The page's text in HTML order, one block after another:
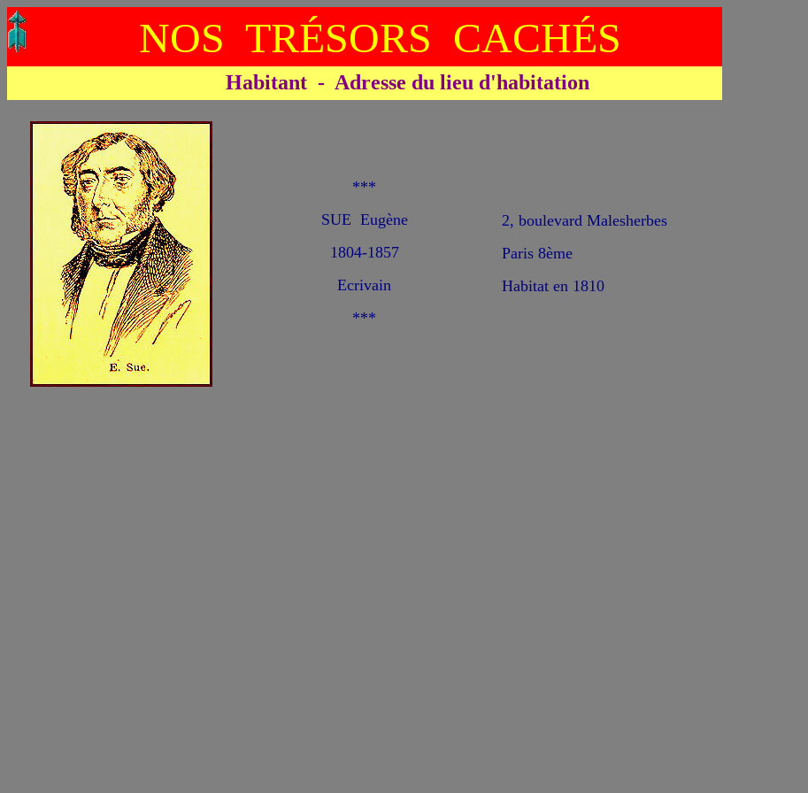
NOS TRÉSORS CACHÉS
Habitant - Adresse du lieu d'habitation
***
SUE Eugène
1804-1857
Ecrivain
***
2, boulevard Malesherbes
Paris 8ème
Habitat en 1810